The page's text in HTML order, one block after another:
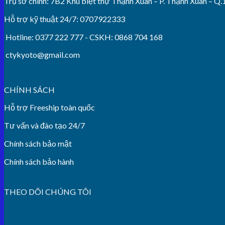
Hỗ trợ kỹ thuật 24/7: 0707922333
Hotline: 0377 222 777 - CSKH: 0868 704 168
ctykyoto@gmail.com
CHÍNH SÁCH
Hỗ trợ Freeship toàn quốc
Tư vấn và đào tạo 24/7
Chính sách bảo mật
Chính sách bảo hành
THEO DÕI CHÚNG TÔI